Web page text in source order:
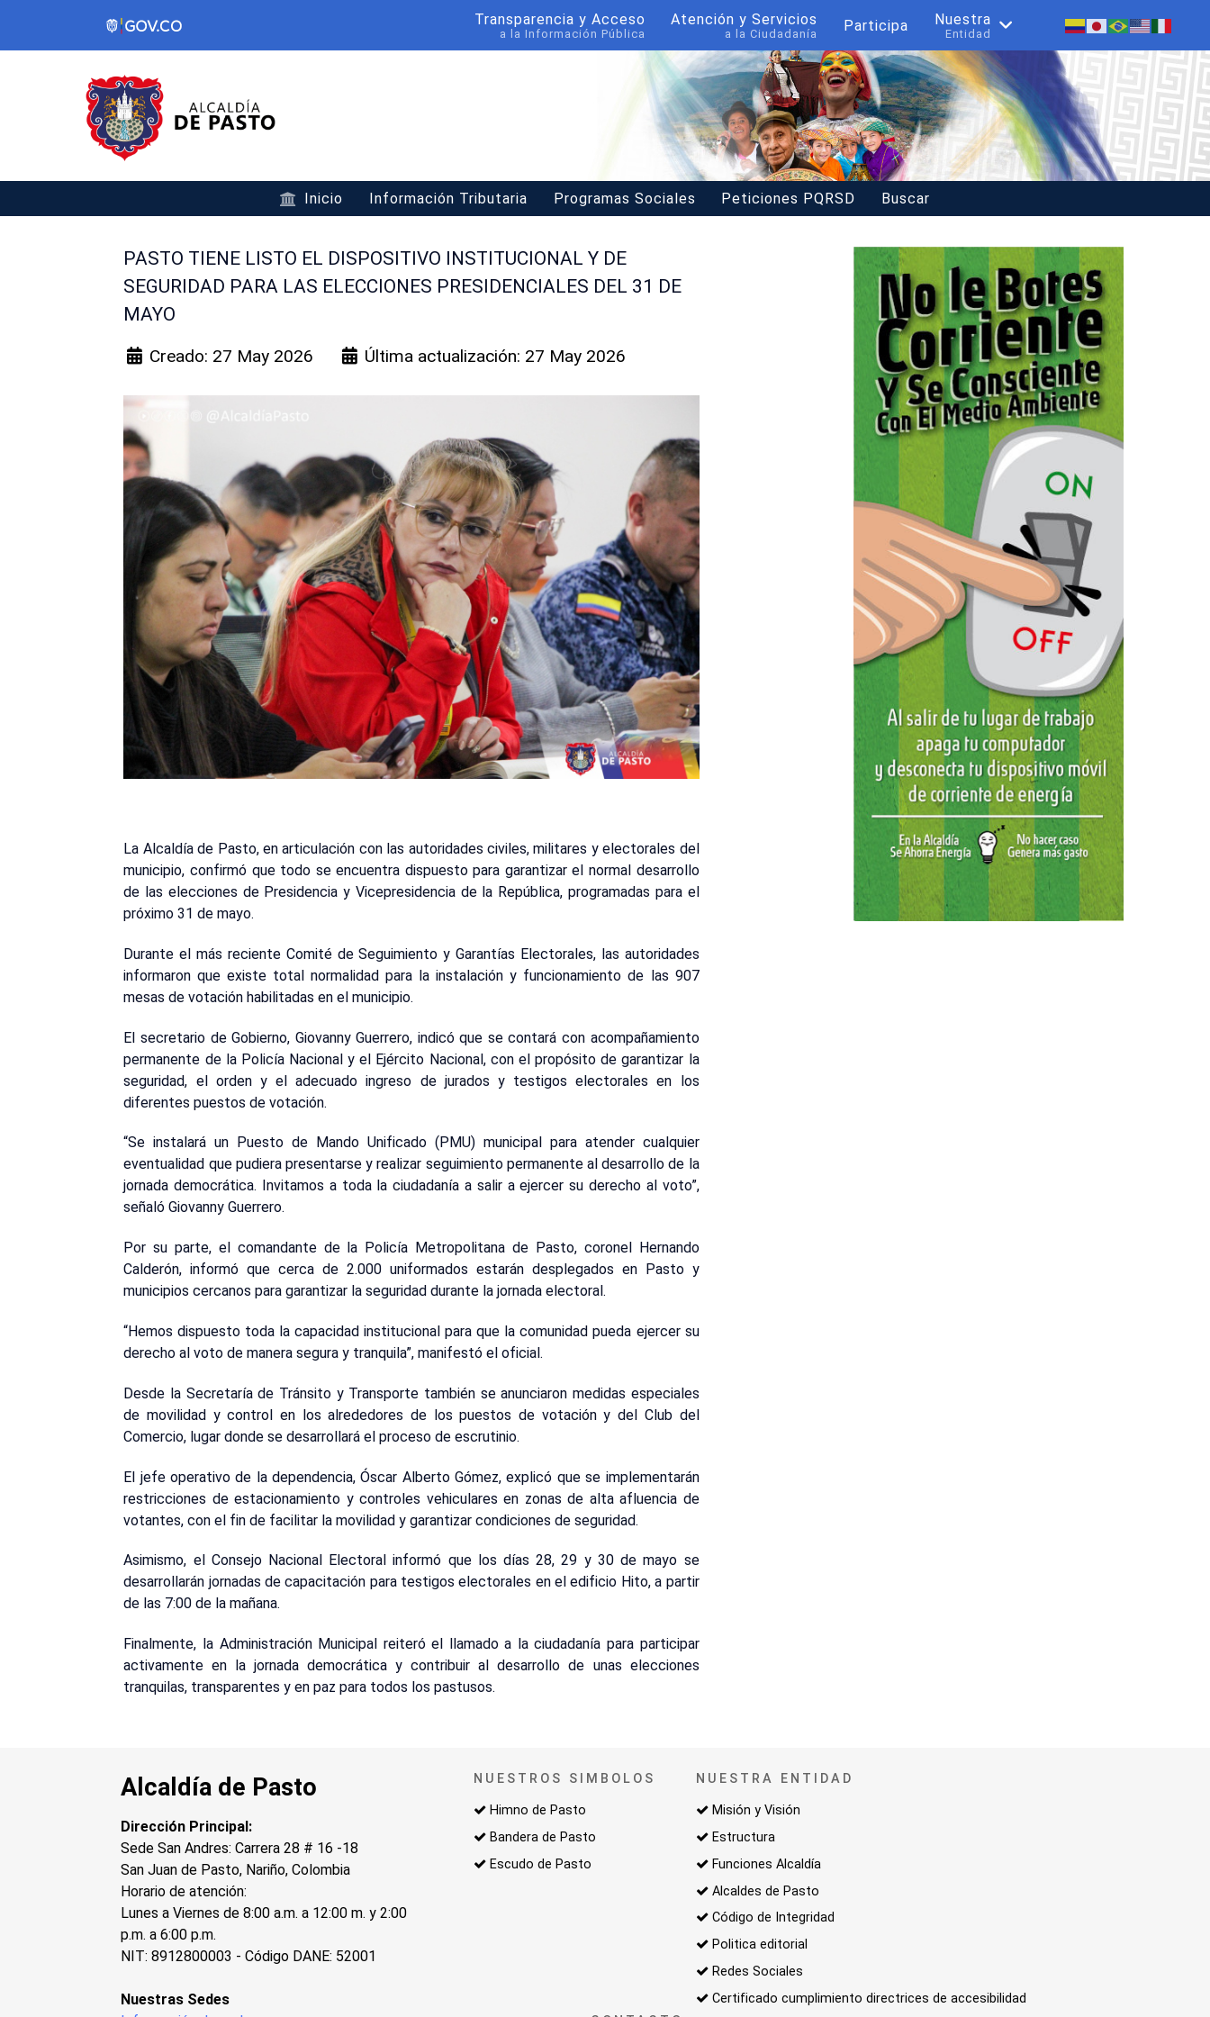
Transparencia y Acceso
a la Información Pública
Atención y Servicios
a la Ciudadanía Participa Nuestra
Entidad
Inicio Información Tributaria Programas Sociales Peticiones PQRSD Buscar
PASTO TIENE LISTO EL DISPOSITIVO INSTITUCIONAL Y DE
SEGURIDAD PARA LAS ELECCIONES PRESIDENCIALES DEL 31 DE
MAYO
Creado: 27 May 2026 Última actualización: 27 May 2026
La Alcaldía de Pasto, en articulación con las autoridades civiles, militares y electorales del
municipio, confirmó que todo se encuentra dispuesto para garantizar el normal desarrollo
de las elecciones de Presidencia y Vicepresidencia de la República, programadas para el
próximo 31 de mayo.
Durante el más reciente Comité de Seguimiento y Garantías Electorales, las autoridades
informaron que existe total normalidad para la instalación y funcionamiento de las 907
mesas de votación habilitadas en el municipio.
El secretario de Gobierno, Giovanny Guerrero, indicó que se contará con acompañamiento
permanente de la Policía Nacional y el Ejército Nacional, con el propósito de garantizar la
seguridad, el orden y el adecuado ingreso de jurados y testigos electorales en los
diferentes puestos de votación.
“Se instalará un Puesto de Mando Unificado (PMU) municipal para atender cualquier
eventualidad que pudiera presentarse y realizar seguimiento permanente al desarrollo de la
jornada democrática. Invitamos a toda la ciudadanía a salir a ejercer su derecho al voto”,
señaló Giovanny Guerrero.
Por su parte, el comandante de la Policía Metropolitana de Pasto, coronel Hernando
Calderón, informó que cerca de 2.000 uniformados estarán desplegados en Pasto y
municipios cercanos para garantizar la seguridad durante la jornada electoral.
“Hemos dispuesto toda la capacidad institucional para que la comunidad pueda ejercer su
derecho al voto de manera segura y tranquila”, manifestó el oficial.
Desde la Secretaría de Tránsito y Transporte también se anunciaron medidas especiales
de movilidad y control en los alrededores de los puestos de votación y del Club del
Comercio, lugar donde se desarrollará el proceso de escrutinio.
El jefe operativo de la dependencia, Óscar Alberto Gómez, explicó que se implementarán
restricciones de estacionamiento y controles vehiculares en zonas de alta afluencia de
votantes, con el fin de facilitar la movilidad y garantizar condiciones de seguridad.
Asimismo, el Consejo Nacional Electoral informó que los días 28, 29 y 30 de mayo se
desarrollarán jornadas de capacitación para testigos electorales en el edificio Hito, a partir
de las 7:00 de la mañana.
Finalmente, la Administración Municipal reiteró el llamado a la ciudadanía para participar
activamente en la jornada democrática y contribuir al desarrollo de unas elecciones
tranquilas, transparentes y en paz para todos los pastusos.
Alcaldía de Pasto
Dirección Principal:
Sede San Andres: Carrera 28 # 16 -18
San Juan de Pasto, Nariño, Colombia
Horario de atención:
Lunes a Viernes de 8:00 a.m. a 12:00 m. y 2:00
p.m. a 6:00 p.m.
NIT: 8912800003 - Código DANE: 52001
Nuestras Sedes
NUESTROS SIMBOLOS
Himno de Pasto
Bandera de Pasto
Escudo de Pasto
NUESTRA ENTIDAD
Misión y Visión
Estructura
Funciones Alcaldía
Alcaldes de Pasto
Código de Integridad
Politica editorial
Redes Sociales
Certificado cumplimiento directrices de accesibilidad